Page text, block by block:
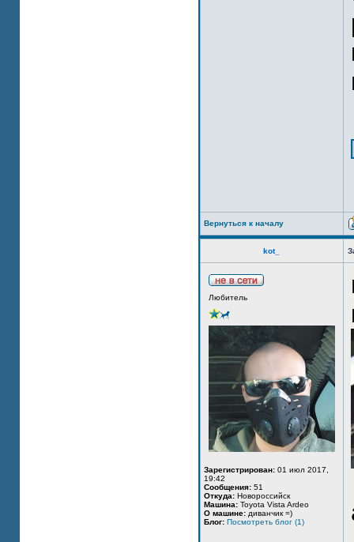
Вернуться к началу
kot_
Любитель
Зарегистрирован: 01 июл 2017,
19:42
Сообщения: 51
Откуда: Новороссийск
Машина: Toyota Vista Ardeo
О машине: диванчик =)
Блог: Посмотреть блог (1)